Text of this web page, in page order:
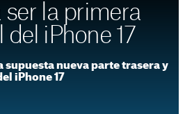
ser la primera
iPhone 17
supuesta nueva parte trasera y
iPhone 17